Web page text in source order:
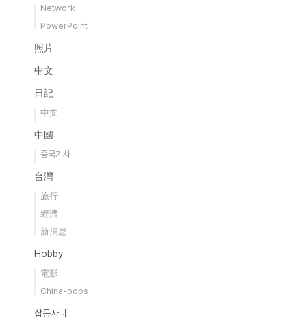
Network
PowerPoint
照片
中文
日記
中文
中國
중국기사
台灣
旅行
經濟
新消息
Hobby
電影
China-pops
잡동사니